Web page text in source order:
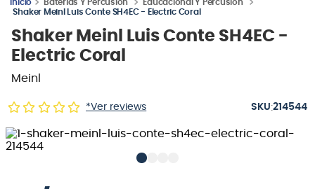
Baterías Y Percusión
Educacional Y Percusión
Shaker Meinl Luis Conte SH4EC - Electric Coral
Shaker Meinl Luis Conte SH4EC -
Electric Coral
Meinl
*Ver reviews :214544